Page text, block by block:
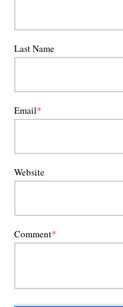
Last Name
Email*
Website
Comment*